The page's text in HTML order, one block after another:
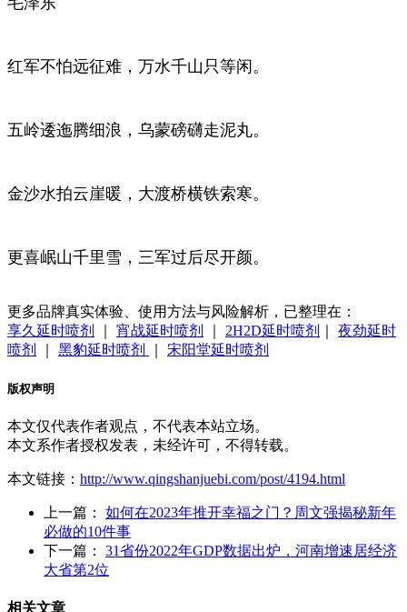
红军不怕远征难，万水千山只等闲。
五岭逶迤腾细浪，乌蒙磅礴走泥丸。
金沙水拍云崖暖，大渡桥横铁索寒。
更喜岷山千里雪，三军过后尽开颜。
更多品牌真实体验、使用方法与风险解析，已整理在：
享久延时喷剂
宵战延时喷剂 2H2D延时喷剂
夜劲延时
喷剂
黑豹延时喷剂 宋阳堂延时喷剂
版权声明
本文仅代表作者观点，不代表本站立场。
本文系作者授权发表，未经许可，不得转载。
本文链接： http://www.qingshanjuebi.com/post/4194.html
上一篇： 如何在2023年推开幸福之门？周文强揭秘新年
必做的10件事
下一篇： 31省份2022年GDP数据出炉，河南增速居经济
大省第2位
相关文章